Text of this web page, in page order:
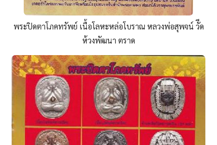
พระปิดตาโภคทรัพย์ เนื้อโลหะหล่อโบราณ หลวงพ่อสุพจน์ วัีด
ห้วงพัฒนา ตราด